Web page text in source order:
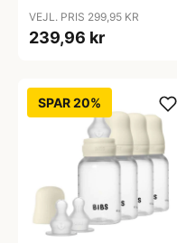
150ml - Ivory
VEJL. PRIS 299,95 KR
239,96 kr
SPAR 20%